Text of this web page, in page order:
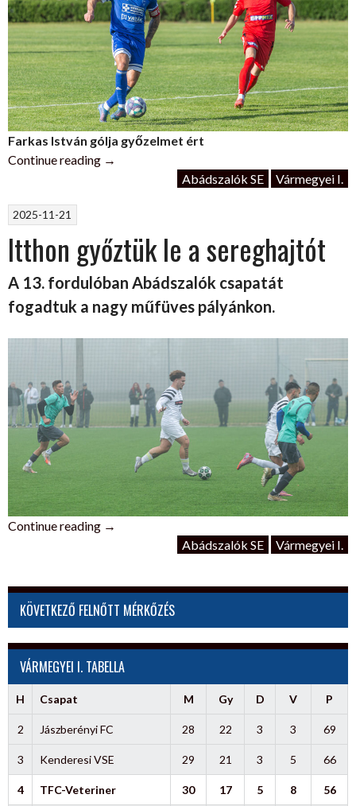
Farkas István gólja győzelmet ért
Continue reading
„Ez
ér”
→
Abádszalók SE
Vármegyei I.
2025-11-21
Itthon győztük le a sereghajtót
A 13. fordulóban Abádszalók csapatát
fogadtuk a nagy műfüves pályánkon.
Continue reading „Itthon
sereghajtót”
→
Abádszalók SE
Vármegyei I.
KÖVETKEZŐ FELNŐTT MÉRKŐZÉS
VÁRMEGYEI I. TABELLA
H Csapat M Gy D V P
2 Jászberényi FC 28 22 3 3 69
3 Kenderesi VSE 29 21 3 5 66
4 TFC-Veteriner 30 17 5 8 56